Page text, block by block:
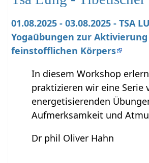
01.08.2025 - 03.08.2025 - TSA
Yogaübungen zur Aktivierung
feinstofflichen Körpers
In diesem Workshop
praktizieren wir eine Serie
energetisierenden
Aufmerksamkeit und
Dr phil Oliver Hahn